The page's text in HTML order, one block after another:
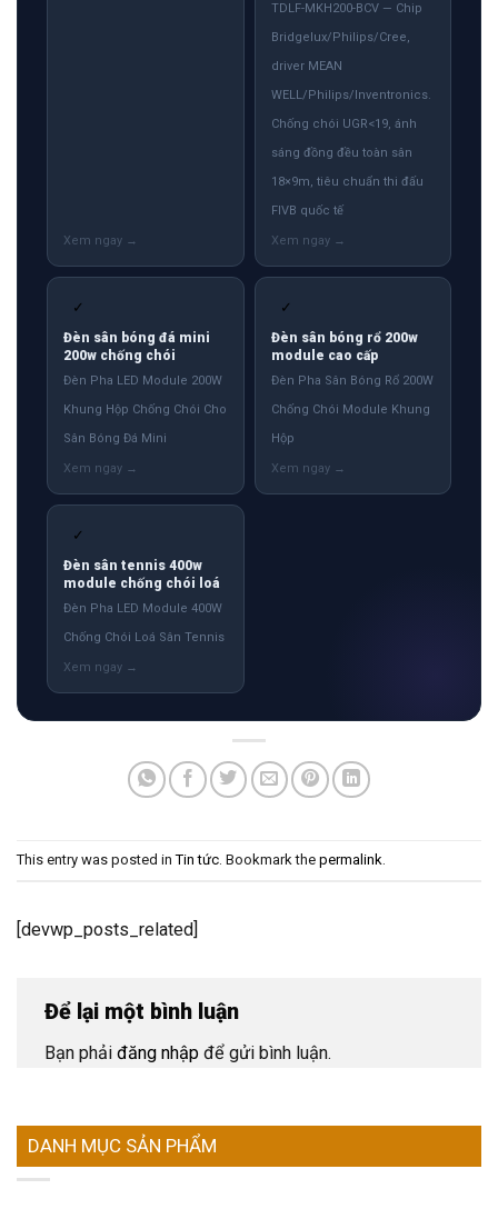
TDLF-MKH200-BCV — Chip
Bridgelux/Philips/Cree,
driver MEAN
WELL/Philips/Inventronics.
Chống chói UGR<19, ánh
sáng đồng đều toàn sân
18×9m, tiêu chuẩn thi đấu
FIVB quốc tế
✓
Đèn sân bóng đá mini
200w chống chói
Đèn Pha LED Module 200W
Khung Hộp Chống Chói Cho
Sân Bóng Đá Mini
✓
Đèn sân bóng rổ 200w
module cao cấp
Đèn Pha Sân Bóng Rổ 200W
Chống Chói Module Khung
Hộp
✓
Đèn sân tennis 400w
module chống chói loá
Đèn Pha LED Module 400W
Chống Chói Loá Sân Tennis
This entry was posted inTin tức . Bookmark the permalink
[devwp_posts_related]
Để lại một bình luận
Bạn phải đăng nhập để gửi bình luận.
DANH MỤC SẢN PHẨM